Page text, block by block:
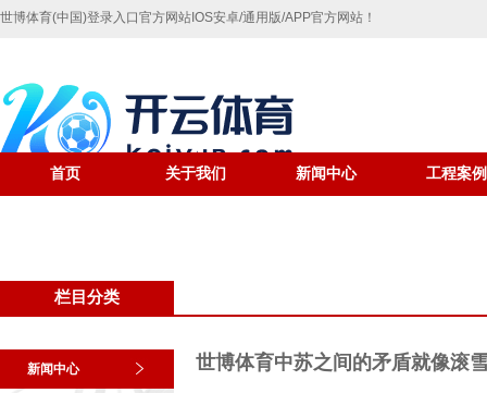
世博体育(中国)登录入口官方网站IOS安卓/通用版/APP官方网站！
首页 关于我们 新闻中心 工程案例
栏目分类
新闻中心 世博体育中苏之间的矛盾就像滚